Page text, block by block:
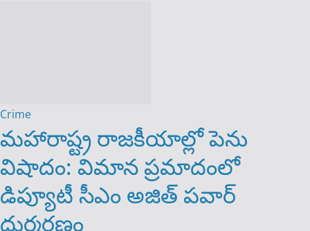
Crime
మహారాష్ట్ర రాజకీయాల్లో పెను
విషాదం: విమాన ప్రమాదంలో
డిప్యూటీ సీఎం అజిత్ పవార్
దుర్మరణం